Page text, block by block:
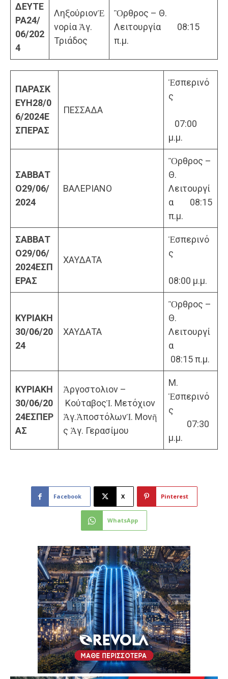
ΔΕΥΤΕ
ΡΑ24/
06/202
4
ΛηξούριονἘ
νορία Ἁγ.
Τριάδος
Ὂρθρος – Θ.
Λειτουργία 08:15
π.μ.
ΠΑΡΑΣΚ
ΕΥΗ28/0
6/2024Ε
ΣΠΕΡΑΣ
ΠΕΣΣΑΔΑ
Ἑσπερινό
ς
07:00
μ.μ.
ΣΑΒΒΑΤ
Ο29/06/
2024
ΒΑΛΕΡΙΑΝΟ
Ὂρθρος –
Θ.
Λειτουργί
α 08:15
π.μ.
ΣΑΒΒΑΤ
Ο29/06/
2024ΕΣΠ
ΕΡΑΣ
ΧΑΥΔΑΤΑ
Ἑσπερινό
ς
08:00 μ.μ.
ΚΥΡΙΑΚΗ
30/06/20
24
ΧΑΥΔΑΤΑ
Ὂρθρος –
Θ.
Λειτουργί
α
08:15 π.μ.
ΚΥΡΙΑΚΗ
30/06/20
24ΕΣΠΕΡ
ΑΣ
Ἀργοστολιον –
ΚούταβοςἹ. Μετόχιον
Ἁγ.ἈποστόλωνἹ. Μονῆ
ς Ἁγ. Γερασίμου
Μ.
Ἑσπερινό
ς
07:30
μ.μ.
Facebook X Pinterest
WhatsApp